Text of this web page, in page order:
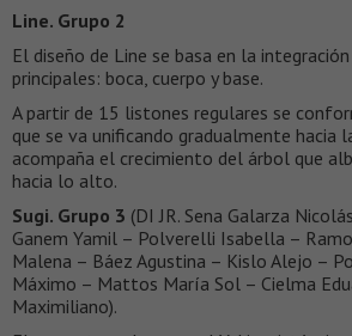
Line. Grupo 2
El diseño de Line se basa en la
principales: boca, cuerpo y base.
A partir de 15 listones regulares se
que se va unificando gradualmente hacia
acompaña el crecimiento del árbol que
hacia lo alto.
Sugi. Grupo 3 (DI JR. Sena Galarza
Ganem Yamil – Polverelli Isabella –
Malena – Báez Agustina – Kislo Alejo –
Máximo – Mattos María Sol – Cielma
Maximiliano).